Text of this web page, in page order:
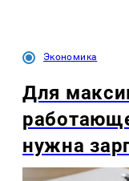
Экономика
Для
нужна